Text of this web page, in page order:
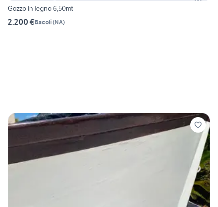
Gozzo in legno 6,50mt
2.200 €Bacoli(NA)